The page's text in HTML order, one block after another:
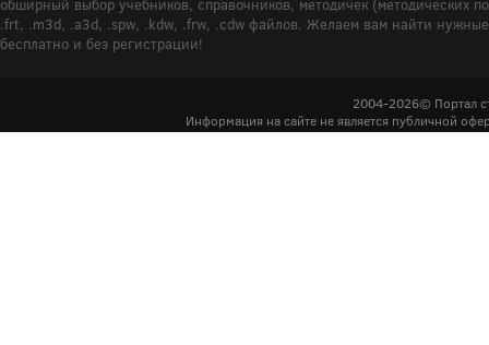
обширный выбор учебников, справочников, методичек (методических
.frt, .m3d, .a3d, .spw, .kdw, .frw, .cdw файлов. Желаем вам найти
бесплатно и без регистрации!
2004-2026© Портал
Информация на сайте не является публичной